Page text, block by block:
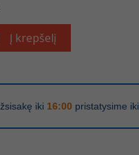
Į krepšelį
iki 16:00 pristatysime iki